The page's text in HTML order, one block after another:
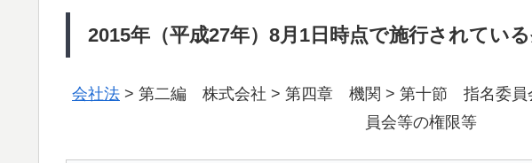
2015年（平成27年）8月1日時点で施行されてい
会社法 > 第二編 株式会社 > 第四章 機関 > 第十節 指名委員
員会等の権限等